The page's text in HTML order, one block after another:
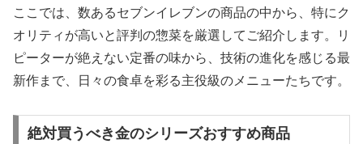
ここでは、数あるセブンイレブンの商品の中から、特にク
オリティが高いと評判の惣菜を厳選してご紹介します。リ
ピーターが絶えない定番の味から、技術の進化を感じる最
新作まで、日々の食卓を彩る主役級のメニューたちです。
絶対買うべき金のシリーズおすすめ商品